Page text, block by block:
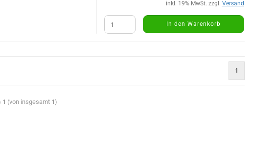
inkl. 19% MwSt. zzgl. Versand
In den Warenkorb
1
1 (von insgesamt 1)